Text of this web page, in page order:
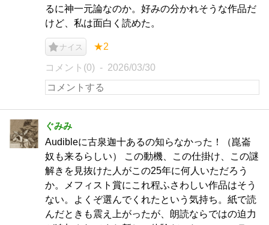
るに神一元論なのか。好みの分かれそうな作品だ
けど、私は面白く読めた。
ナイス ★2
コメント(0) 2026/03/30
ぐみみ
Audibleに古泉迦十あるの知らなかった！（崑崙
奴も来るらしい） この動機、この仕掛け、この謎
解きを見抜けた人がこの25年に何人いただろう
か。メフィスト賞にこれ程ふさわしい作品はそう
ない。よくぞ選んでくれたという気持ち。紙で読
んだときも震え上がったが、朗読ならではの迫力